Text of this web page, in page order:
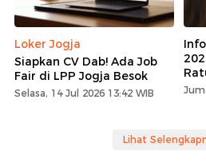
Loker Jogja
Siapkan CV Dab! Ada Job
Fair di LPP Jogja Besok
Selasa, 14 Jul 2026 13:42 WIB
Lihat